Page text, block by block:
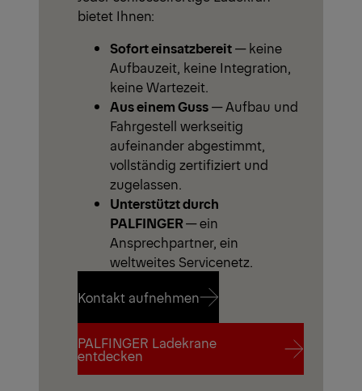
bietet Ihnen:
Sofort einsatzbereit— keine
Aufbauzeit, keine Integration,
keine Wartezeit.
Aus einem Guss— Aufbau und
Fahrgestell werkseitig
aufeinander abgestimmt,
vollständig zertifiziert und
zugelassen.
Unterstützt durch
PALFINGER— ein
Ansprechpartner, ein
weltweites Servicenetz.
Kontakt aufnehmen
Kontakt aufnehmen
PALFINGER Ladekrane
entdecken